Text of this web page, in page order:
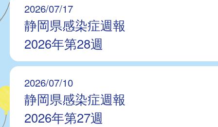
2026/07/17
静岡県感染症週報
2026年第28週
2026/07/10
静岡県感染症週報
2026年第27週